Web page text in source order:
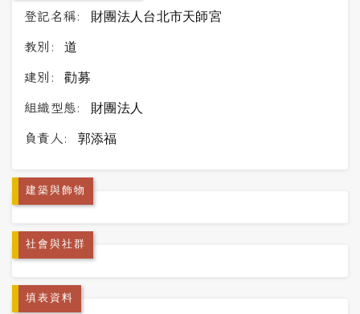
登記名稱: 財團法人台北市天師宮
教別: 道
建別: 勸募
組織型態: 財團法人
負責人: 郭添福
建築與飾物
社會與社群
填表資料